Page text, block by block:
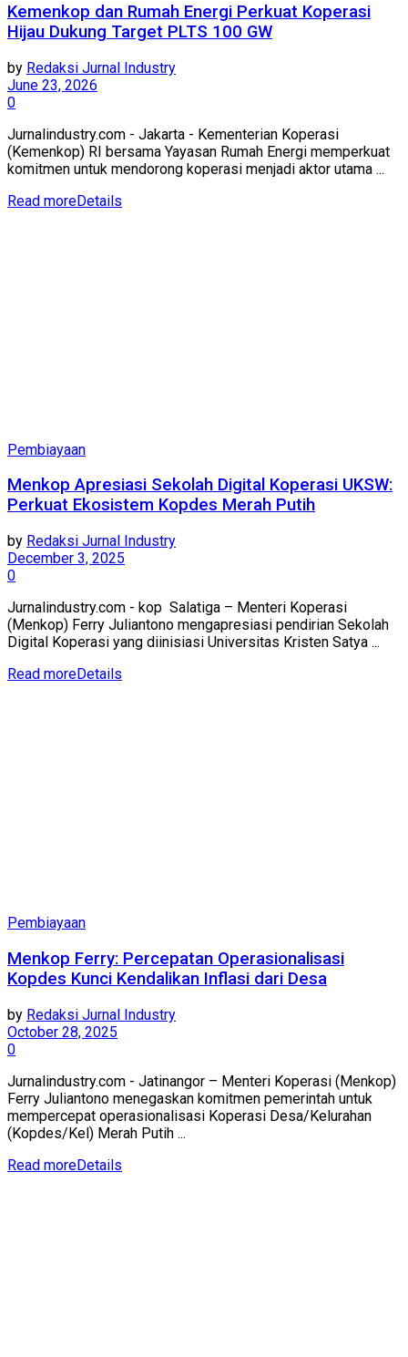
Kemenkop dan Rumah Energi Perkuat Koperasi
Hijau Dukung Target PLTS 100 GW
by Redaksi Jurnal Industry
June 23, 2026
0
Jurnalindustry.com - Jakarta - Kementerian Koperasi
(Kemenkop) RI bersama Yayasan Rumah Energi memperkuat
komitmen untuk mendorong koperasi menjadi aktor utama ...
Read moreDetails
Pembiayaan
Menkop Apresiasi Sekolah Digital Koperasi UKSW:
Perkuat Ekosistem Kopdes Merah Putih
by Redaksi Jurnal Industry
December 3, 2025
0
Jurnalindustry.com - kop Salatiga – Menteri Koperasi
(Menkop) Ferry Juliantono mengapresiasi pendirian Sekolah
Digital Koperasi yang diinisiasi Universitas Kristen Satya ...
Read moreDetails
Pembiayaan
Menkop Ferry: Percepatan Operasionalisasi
Kopdes Kunci Kendalikan Inflasi dari Desa
by Redaksi Jurnal Industry
October 28, 2025
0
Jurnalindustry.com - Jatinangor – Menteri Koperasi (Menkop)
Ferry Juliantono menegaskan komitmen pemerintah untuk
mempercepat operasionalisasi Koperasi Desa/Kelurahan
(Kopdes/Kel) Merah Putih ...
Read moreDetails